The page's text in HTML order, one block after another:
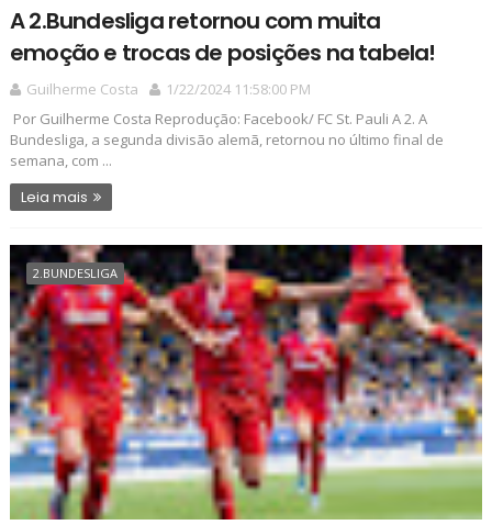
A 2.Bundesliga retornou com muita
emoção e trocas de posições na tabela!
Guilherme Costa
1/22/2024 11:58:00 PM
Por Guilherme Costa Reprodução: Facebook/ FC St. Pauli A 2. A
Bundesliga, a segunda divisão alemã, retornou no último final de
semana, com ...
Leia mais
2.BUNDESLIGA